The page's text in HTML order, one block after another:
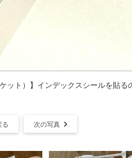
ット）】インデックスシールを貼る
る 次の写真